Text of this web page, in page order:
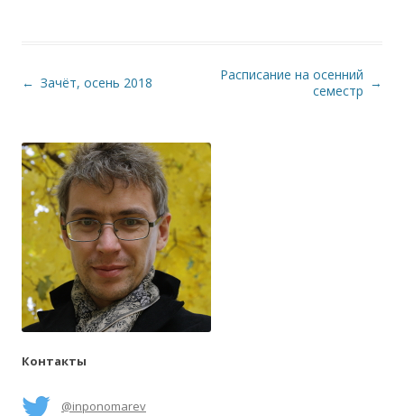
Навигация по записям
← Зачёт, осень 2018
Расписание на осенний
семестр →
Контакты
@inponomarev